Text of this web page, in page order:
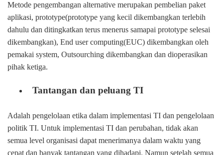
Metode pengembangan alternative merupakan pembelian paket
aplikasi, prototype(prototype yang kecil dikembangkan terlebih
dahulu dan ditingkatkan terus menerus samapai prototype selesai
dikembangkan), End user computing(EUC) dikembangkan oleh
pemakai system, Outsourching dikembangkan dan dioperasikan
pihak ketiga.
Tantangan dan peluang TI
Adalah pengelolaan etika dalam implementasi TI dan pengelolaan
politik TI. Untuk implementasi TI dan perubahan, tidak akan
semua level organisasi dapat menerimanya dalam waktu yang
cepat dan banyak tantangan yang dihadapi. Namun setelah semua